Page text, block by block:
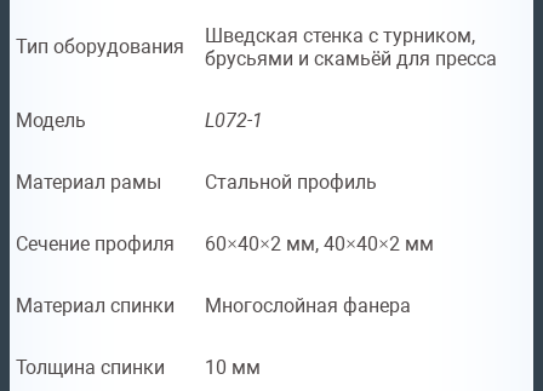
Тип оборудования
Шведская стенка с турником,
брусьями и скамьёй для пресса
Модель L072-1
Материал рамы Стальной профиль
Сечение профиля 60×40×2 мм, 40×40×2 мм
Материал спинки Многослойная фанера
Толщина спинки 10 мм